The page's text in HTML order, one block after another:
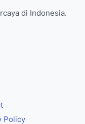
di Indonesia.
Policy